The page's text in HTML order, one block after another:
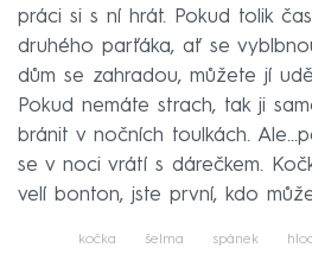
práci si s ní hrát. Pokud tolik
druhého parťáka, ať se
dům se zahradou, můžete jí
Pokud nemáte strach, tak ji
bránit v nočních toulkách.
se v noci vrátí s dárečkem.
velí bonton, jste první, kdo
kočka šelma spánek